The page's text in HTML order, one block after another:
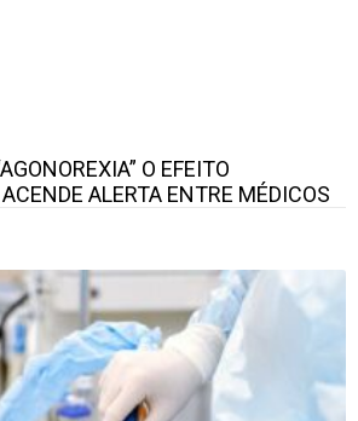
O EFEITO
ALERTA ENTRE MÉDICOS